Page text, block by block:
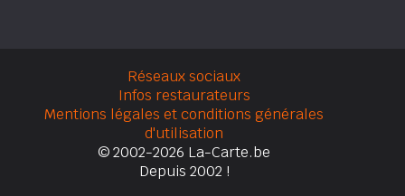
Réseaux sociaux
Infos restaurateurs
Mentions légales et conditions générales
d'utilisation
© 2002-2026 La-Carte.be
Depuis 2002 !